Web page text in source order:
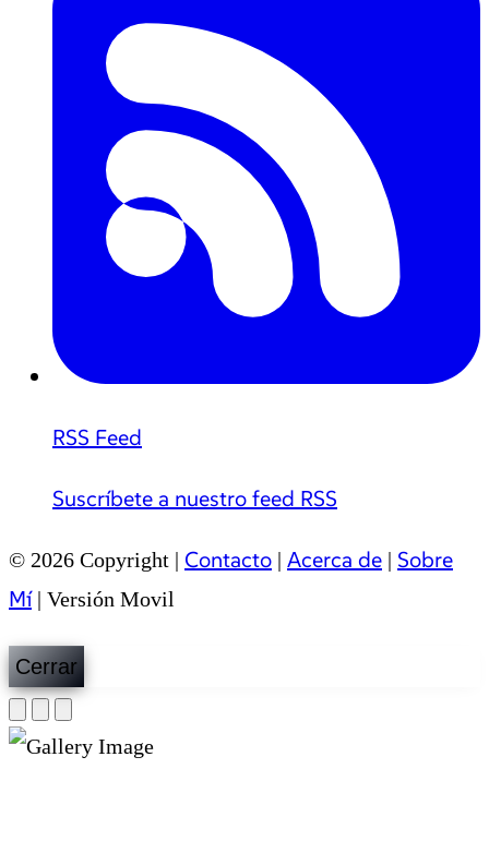
RSS Feed
Suscríbete a nuestro feed RSS
© 2026 Copyright | Contacto | Acerca de | Sobre
Mí| Versión Movil
Cerrar